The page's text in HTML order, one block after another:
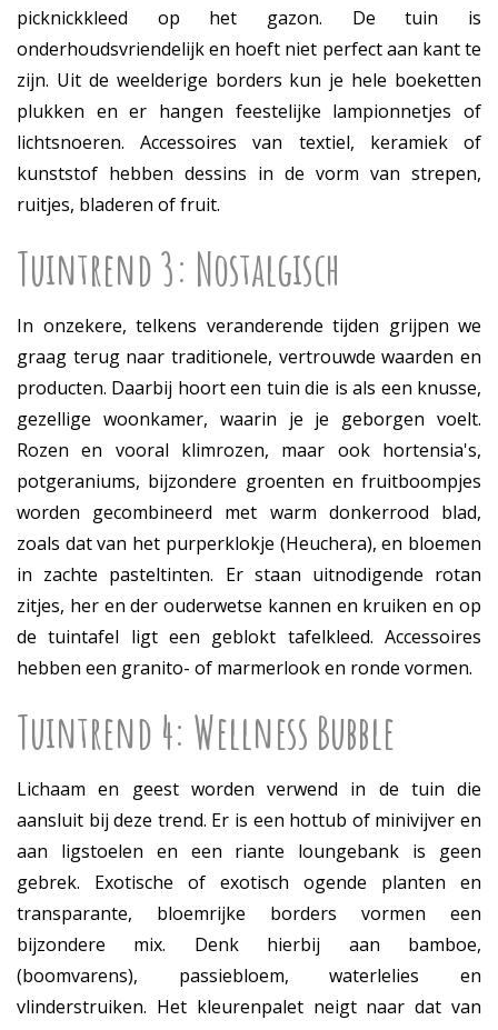
picknickkleed op het gazon. De tuin is
onderhoudsvriendelijk en hoeft niet perfect aan kant te
zijn. Uit de weelderige borders kun je hele boeketten
plukken en er hangen feestelijke lampionnetjes of
lichtsnoeren. Accessoires van textiel, keramiek of
kunststof hebben dessins in de vorm van strepen,
ruitjes, bladeren of fruit.
Tuintrend 3: Nostalgisch
In onzekere, telkens veranderende tijden grijpen we
graag terug naar traditionele, vertrouwde waarden en
producten. Daarbij hoort een tuin die is als een knusse,
gezellige woonkamer, waarin je je geborgen voelt.
Rozen en vooral klimrozen, maar ook hortensia's,
potgeraniums, bijzondere groenten en fruitboompjes
worden gecombineerd met warm donkerrood blad,
zoals dat van het purperklokje (Heuchera), en bloemen
in zachte pasteltinten. Er staan uitnodigende rotan
zitjes, her en der ouderwetse kannen en kruiken en op
de tuintafel ligt een geblokt tafelkleed. Accessoires
hebben een granito- of marmerlook en ronde vormen.
Tuintrend 4: Wellness Bubble
Lichaam en geest worden verwend in de tuin die
aansluit bij deze trend. Er is een hottub of minivijver en
aan ligstoelen en een riante loungebank is geen
gebrek. Exotische of exotisch ogende planten en
transparante, bloemrijke borders vormen een
bijzondere mix. Denk hierbij aan bamboe,
(boomvarens), passiebloem, waterlelies en
vlinderstruiken. Het kleurenpalet neigt naar dat van